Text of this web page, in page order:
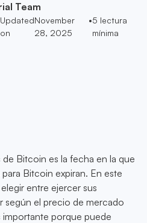
Team
Updated
on
November
28, 2025
•5 lectura
mínima
Bitcoin es la fecha en la que
Bitcoin expiran. En este
entre ejercer sus
según el precio de mercado
porque puede